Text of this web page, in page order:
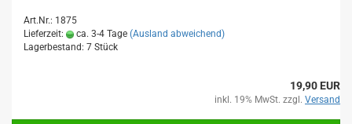
Art.Nr.: 1875
Lieferzeit:
ca. 3-4 Tage (Ausland abweichend)
Lagerbestand: 7 Stück
19,90 EUR
inkl. 19% MwSt. zzgl. Versand